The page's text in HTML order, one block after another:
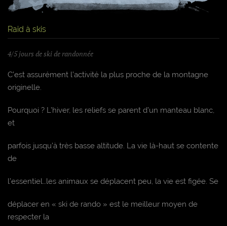
Raid à skis
4/5 jours de ski de randonnée
C’est assurément l’activité la plus proche de la montagne
originelle.
Pourquoi ? L’hiver, les reliefs se parent d’un manteau blanc,
et
parfois jusqu’à très basse altitude. La vie là-haut se contente
de
l’essentiel…les animaux se déplacent peu, la vie est figée. Se
déplacer en « ski de rando » est le meilleur moyen de
respecter la